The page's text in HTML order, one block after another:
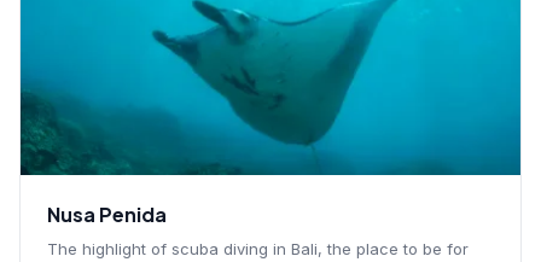
Nusa Penida
The highlight of scuba diving in Bali, the place to be for